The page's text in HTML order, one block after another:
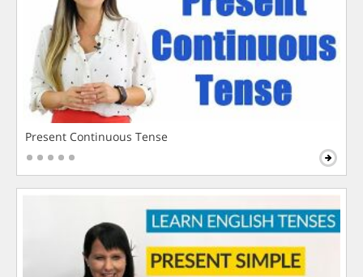
Present Continuous Tense